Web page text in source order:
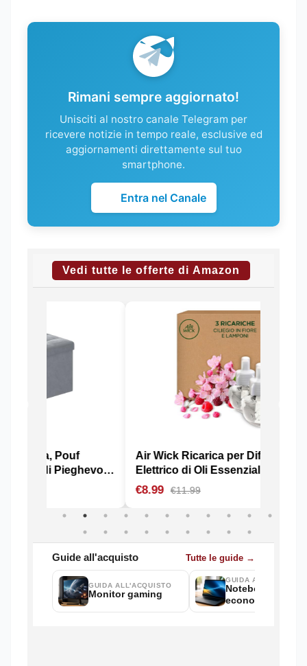
Rimani sempre aggiornato!
Unisciti al nostro canale Telegram per
ricevere notizie in tempo reale, esclusive ed
aggiornamenti direttamente sul tuo
smartphone.
Entra nel Canale